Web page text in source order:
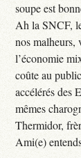
soupe est
Ah la SNCF,
nos
l’économie
coûte au
accélérés des
mêmes
Thermidor,
Ami(e)